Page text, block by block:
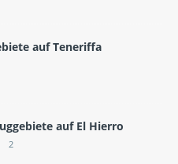
auf Teneriffa
auf El Hierro
2